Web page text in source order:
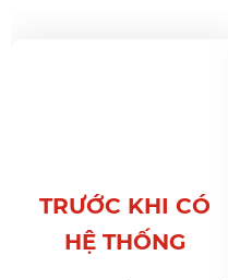
TRƯỚC KHI CÓ
HỆ THỐNG